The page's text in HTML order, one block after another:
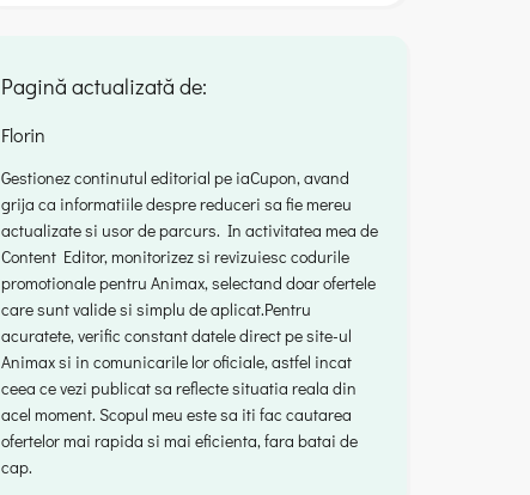
Pagină actualizată de:
Florin
Gestionez continutul editorial pe iaCupon, avand
grija ca informatiile despre reduceri sa fie mereu
actualizate si usor de parcurs. In activitatea mea de
Content Editor, monitorizez si revizuiesc codurile
promotionale pentru Animax, selectand doar ofertele
care sunt valide si simplu de aplicat.Pentru
acuratete, verific constant datele direct pe site-ul
Animax si in comunicarile lor oficiale, astfel incat
ceea ce vezi publicat sa reflecte situatia reala din
acel moment. Scopul meu este sa iti fac cautarea
ofertelor mai rapida si mai eficienta, fara batai de
cap.